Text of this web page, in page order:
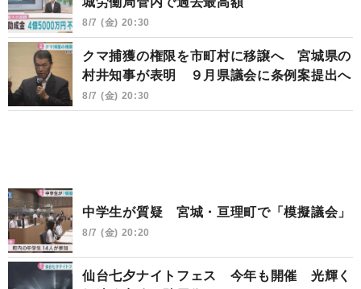
8/7 (金) 20:30
クマ捕獲の権限を市町村に移譲へ 宮城県の
村井知事が表明 ９月県議会に条例案提出へ
8/7 (金) 20:30
中学生が質疑 宮城・亘理町で「模擬議会」
8/7 (金) 20:20
仙台七夕ナイトフェス 今年も開催 光輝く